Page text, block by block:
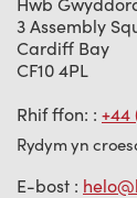
3 Assembly
Cardiff Bay
CF10 4PL
Rhif ffon: : +44
Rydym yn
E-bost :